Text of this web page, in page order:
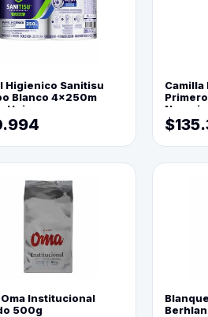
Higienico Sanitisu
Blanco 4x250m
Hoja
Camilla
Naranja
Institucional
500g